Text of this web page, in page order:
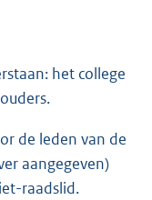
het college
de leden van de
aangegeven)
raadslid.